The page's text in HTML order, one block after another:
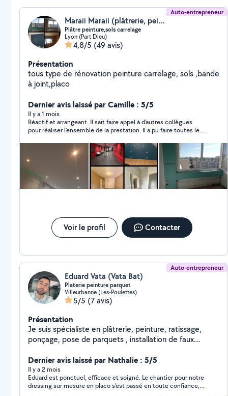
Auto-entrepreneur
Maraii Maraii (plâtrerie, peinture, revêtement sols.murs)
Plâtre peinture,sols carrelage
Lyon (Part Dieu)
4,8/5 (49 avis)
Présentation
tous type de rénovation peinture carrelage, sols ,bande
à joint,placo
Dernier avis laissé par Camille : 5/5
Il y a 1 mois
Réactif et arrangeant. Il sait faire appel à d’autres collègues
pour réaliser l’ensemble de la prestation. Il a pu faire toutes les
quelqu’un pour des meubles et portes sur mesure. La verrière a
été faite et installé par une autre entreprise. Merci !
Voir le profil Contacter
Auto-entrepreneur
Eduard Vata (Vata Bat)
Platerie peinture parquet
Villeurbanne (Les-Poulettes)
5/5 (7 avis)
Présentation
Je suis spécialiste en plâtrerie, peinture, ratissage,
ponçage, pose de parquets , installation de faux
je garantis un travail de qualité Répond aux demandes
de
Dernier avis laissé par Nathalie : 5/5
Il y a 2 mois
Eduard est ponctuel, efficace et soigné. Le chantier pour notre
dressing sur mesure en placo s’est passé en toute confiance,